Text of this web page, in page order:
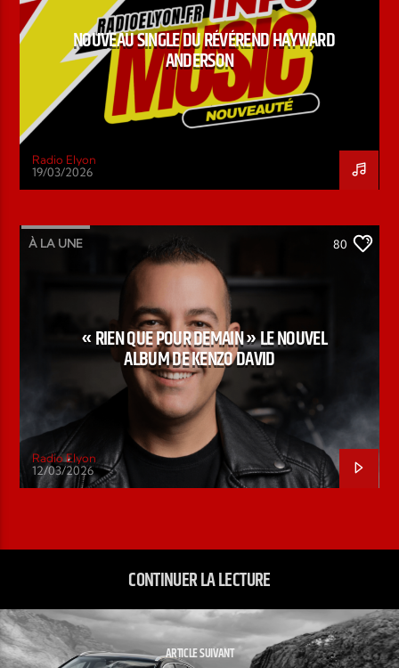
NOUVEAU SINGLE DU RÉVÉREND HAYWARD
ANDERSON
Radio Elyon
19/03/2026
À LA UNE 80
« RIEN QUE POUR DEMAIN » LE NOUVEL
ALBUM DE KENZO DAVID
Radio Elyon
12/03/2026
CONTINUER LA LECTURE
ARTICLE SUIVANT